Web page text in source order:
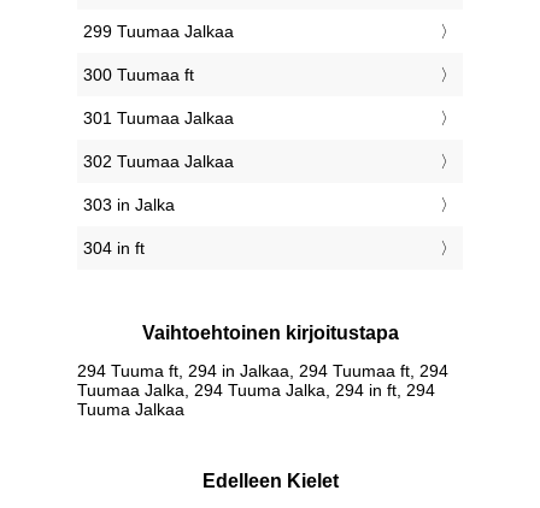
299 Tuumaa Jalkaa
300 Tuumaa ft
301 Tuumaa Jalkaa
302 Tuumaa Jalkaa
303 in Jalka
304 in ft
Vaihtoehtoinen kirjoitustapa
294 Tuuma ft, 294 in Jalkaa, 294 Tuumaa ft, 294
Tuumaa Jalka, 294 Tuuma Jalka, 294 in ft, 294
Tuuma Jalkaa
Edelleen Kielet